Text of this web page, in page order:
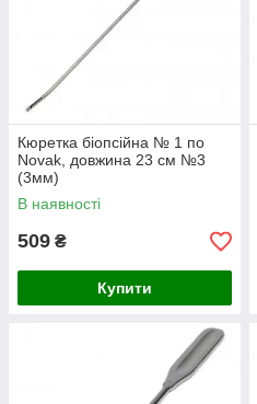
Кюретка біопсійна № 1 по
Novak, довжина 23 см №3
(3мм)
В наявності
509 ₴
Купити